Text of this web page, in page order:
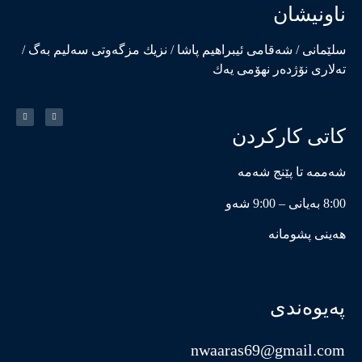
ناونیشان
سلێمانی / شەقامی ئیبراهیم پاشا / نزیك مزگەوتی سەلیم بەگ /
تەلاری نۆژدەر نهۆمی یەك
کاتی کارکردن
شەممە تا پێنج شەمە
8:00 بەیانی – 9:00 شەو
هەینی پشومانە
پەیوەندی
nwaaras69@gmail.com